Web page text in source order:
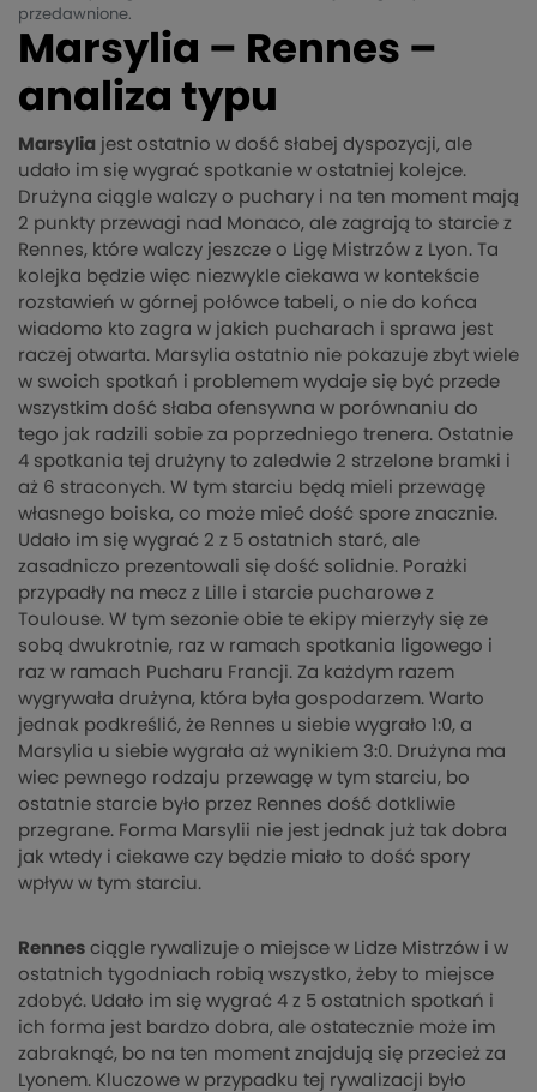
przedawnione.
Marsylia – Rennes –
analiza typu
Marsylia jest ostatnio w dość słabej dyspozycji, ale
udało im się wygrać spotkanie w ostatniej kolejce.
Drużyna ciągle walczy o puchary i na ten moment mają
2 punkty przewagi nad Monaco, ale zagrają to starcie z
Rennes, które walczy jeszcze o Ligę Mistrzów z Lyon. Ta
kolejka będzie więc niezwykle ciekawa w kontekście
rozstawień w górnej połówce tabeli, o nie do końca
wiadomo kto zagra w jakich pucharach i sprawa jest
raczej otwarta. Marsylia ostatnio nie pokazuje zbyt wiele
w swoich spotkań i problemem wydaje się być przede
wszystkim dość słaba ofensywna w porównaniu do
tego jak radzili sobie za poprzedniego trenera. Ostatnie
4 spotkania tej drużyny to zaledwie 2 strzelone bramki i
aż 6 straconych. W tym starciu będą mieli przewagę
własnego boiska, co może mieć dość spore znacznie.
Udało im się wygrać 2 z 5 ostatnich starć, ale
zasadniczo prezentowali się dość solidnie. Porażki
przypadły na mecz z Lille i starcie pucharowe z
Toulouse. W tym sezonie obie te ekipy mierzyły się ze
sobą dwukrotnie, raz w ramach spotkania ligowego i
raz w ramach Pucharu Francji. Za każdym razem
wygrywała drużyna, która była gospodarzem. Warto
jednak podkreślić, że Rennes u siebie wygrało 1:0, a
Marsylia u siebie wygrała aż wynikiem 3:0. Drużyna ma
wiec pewnego rodzaju przewagę w tym starciu, bo
ostatnie starcie było przez Rennes dość dotkliwie
przegrane. Forma Marsylii nie jest jednak już tak dobra
jak wtedy i ciekawe czy będzie miało to dość spory
wpływ w tym starciu.
Rennes ciągle rywalizuje o miejsce w Lidze Mistrzów i w
ostatnich tygodniach robią wszystko, żeby to miejsce
zdobyć. Udało im się wygrać 4 z 5 ostatnich spotkań i
ich forma jest bardzo dobra, ale ostatecznie może im
zabraknąć, bo na ten moment znajdują się przecież za
Lyonem. Kluczowe w przypadku tej rywalizacji było